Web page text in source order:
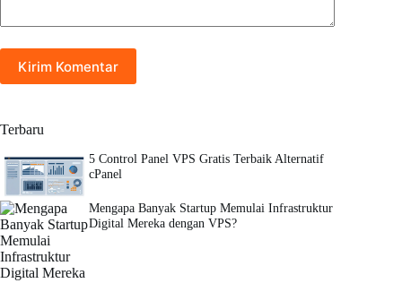
Kirim Komentar
Terbaru
5 Control Panel VPS Gratis Terbaik Alternatif
cPanel
Mengapa Banyak Startup Memulai Infrastruktur
Digital Mereka dengan VPS?